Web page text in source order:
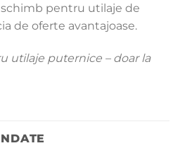
pentru utilaje de
de oferte avantajoase.
utilaje puternice – doar la